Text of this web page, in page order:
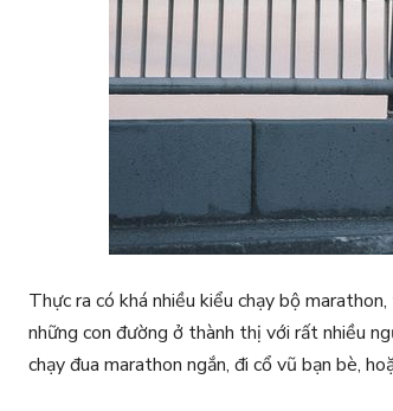
Thực ra có khá nhiều kiểu chạy bộ
những con đường ở thành thị với rất nhiều
chạy đua marathon ngắn, đi cổ vũ bạn bè,